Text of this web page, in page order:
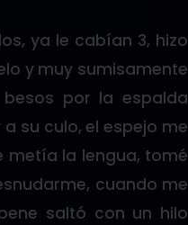
ya le cabían 3, hizo
y muy sumisamente
por la espalda
su culo, el espejo me
metía la lengua, tomé
cuando me
saltó con un hilo